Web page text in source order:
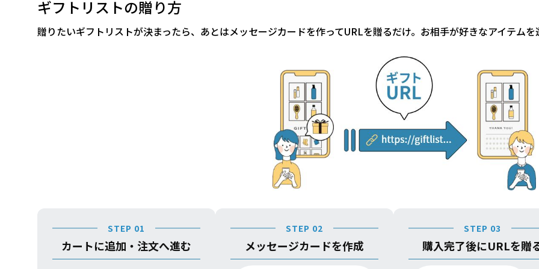
ギフトリストの贈り方
贈りたいギフトリストが決まったら、あとはメッセージカードを作ってURLを贈るだけ。お相手が好きなアイテム
STEP 01
カートに追加・注文へ進む
STEP 02
メッセージカードを作成
STEP 03
購入完了後にURLを贈